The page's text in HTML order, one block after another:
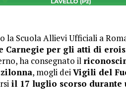
la Scuola Allievi Ufficiali a
Carnegie per gli atti di
ha consegnato il
, mogli deiVigili del
il 17 luglio scorso durante